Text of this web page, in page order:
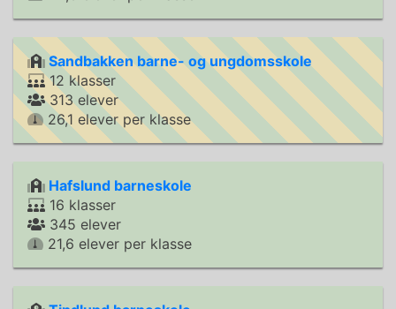
Sandbakken barne- og ungdomsskole
12 klasser
313 elever
26,1 elever per klasse
Hafslund barneskole
16 klasser
345 elever
21,6 elever per klasse